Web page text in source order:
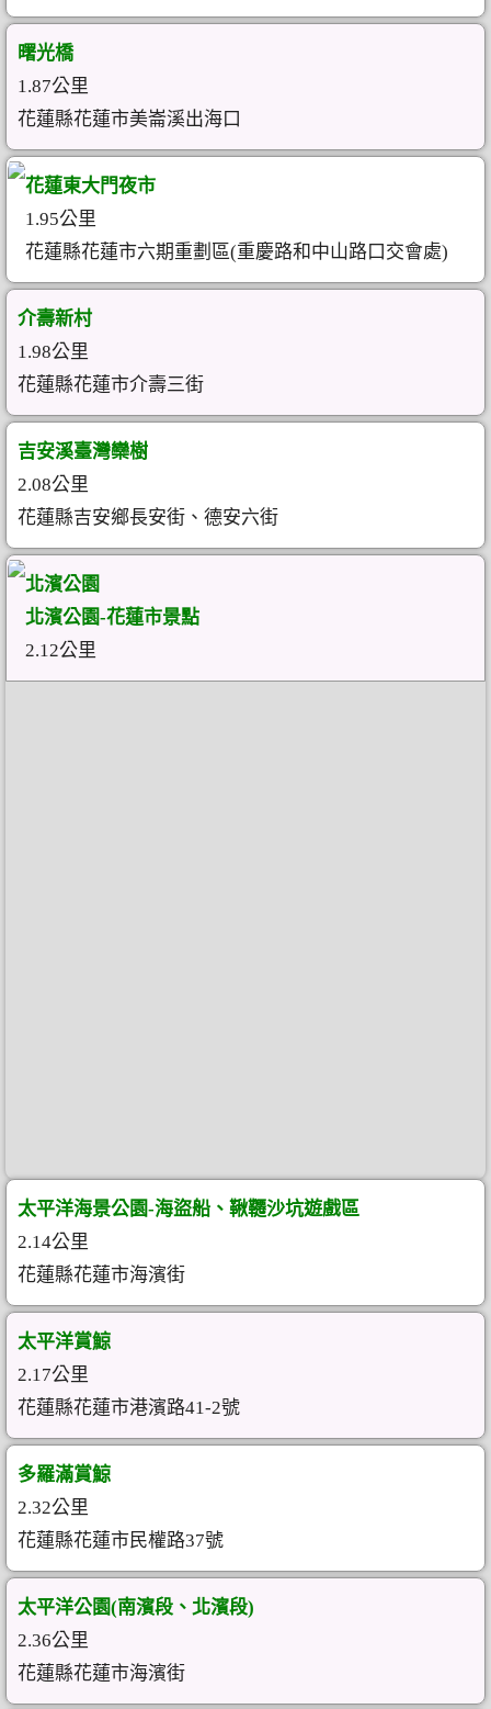
曙光橋
1.87公里
花蓮縣花蓮市美崙溪出海口
花蓮東大門夜市
1.95公里
花蓮縣花蓮市六期重劃區(重慶路和中山路口交會處)
介壽新村
1.98公里
花蓮縣花蓮市介壽三街
吉安溪臺灣欒樹
2.08公里
花蓮縣吉安鄉長安街、德安六街
北濱公園
北濱公園-花蓮市景點
2.12公里
太平洋海景公園-海盜船、鞦韆沙坑遊戲區
2.14公里
花蓮縣花蓮市海濱街
太平洋賞鯨
2.17公里
花蓮縣花蓮市港濱路41-2號
多羅滿賞鯨
2.32公里
花蓮縣花蓮市民權路37號
太平洋公園(南濱段、北濱段)
2.36公里
花蓮縣花蓮市海濱街